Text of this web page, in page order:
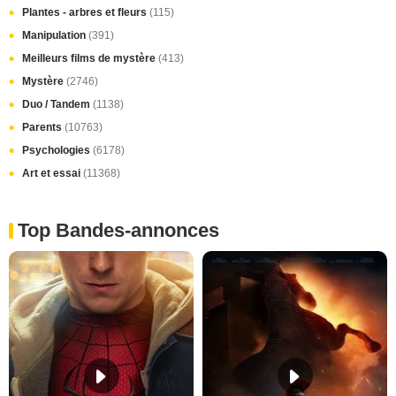
Plantes - arbres et fleurs (115)
Manipulation (391)
Meilleurs films de mystère (413)
Mystère (2746)
Duo / Tandem (1138)
Parents (10763)
Psychologies (6178)
Art et essai (11368)
Top Bandes-annonces